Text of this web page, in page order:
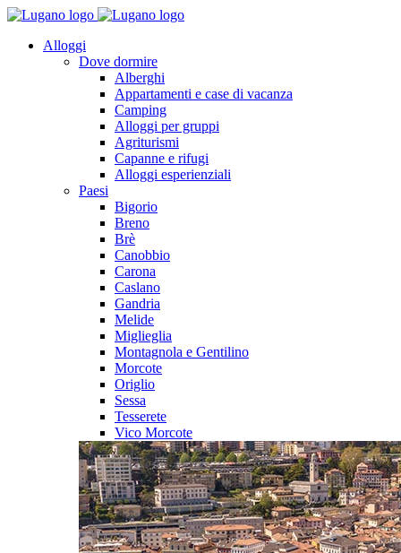
Alloggi
Dove dormire
Alberghi
Appartamenti e case di vacanza
Camping
Alloggi per gruppi
Agriturismi
Capanne e rifugi
Alloggi esperienziali
Paesi
Bigorio
Breno
Brè
Canobbio
Carona
Caslano
Gandria
Melide
Miglieglia
Montagnola e Gentilino
Morcote
Origlio
Sessa
Tesserete
Vico Morcote